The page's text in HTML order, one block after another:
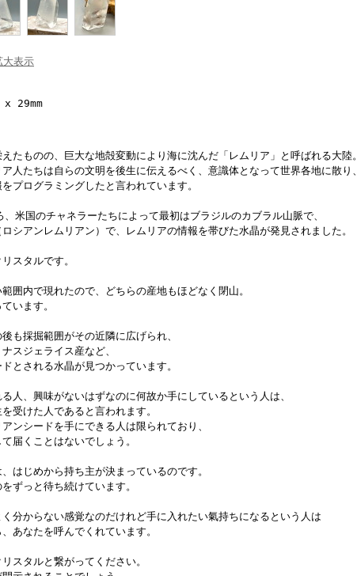
大表示
x 29mm
たものの、巨大な地殻変動により海に沈んだ「レムリア」と呼ばれる大陸。
人たちは自らの文明を後生に伝えるべく、意識体となって世界各地に散り、
プログラミングしたと言われています。
米国のチャネラーたちによって最初はブラジルのカブラル山脈で、
シアンレムリアン）で、レムリアの情報を帯びた水晶が発見されました。
スタルです。
囲内で現れたので、どちらの産地もほどなく閉山。
います。
も採掘範囲がその近隣に広げられ、
スジェライス産など、
とされる水晶が見つかっています。
人、興味がないはずなのに何故か手にしているという人は、
受けた人であると言われます。
ンシードを手にできる人は限られており、
届くことはないでしょう。
はじめから持ち主が決まっているのです。
ずっと待ち続けています。
分からない感覚なのだけれど手に入れたい氣持ちになるという人は
あなたを呼んでくれています。
スタルと繋がってください。